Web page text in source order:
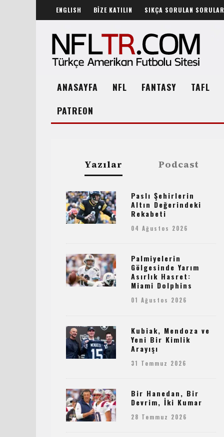
ENGLISH BİZE KATILIN SIKÇA SORULAN SORULAR
ANASAYFA NFL FANTASY
TAFL
PATREON
Yazılar Podcast
Paslı Şehirlerin
Altın Değerindeki
Rekabeti
04 Ağustos 2026
Palmiyelerin
Gölgesinde Yarım
Asırlık Hasret:
Miami Dolphins
01 Ağustos 2026
Kubiak, Mendoza ve
Yeni Bir Kimlik
Arayışı
31 Temmuz 2026
Bir Hanedan, Bir
Devrim, İki Kumar
28 Temmuz 2026